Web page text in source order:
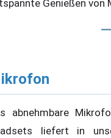
Genießen von
abnehmbare
liefert in